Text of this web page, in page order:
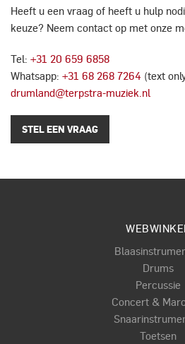
Heeft u een vraag of heeft u hulp
keuze? Neem contact op met onze
Tel: +31 20 659 6858
Whatsapp: +31 68 268 7264 (text
drumland@terpstra-muziek.nl
STEL EEN VRAAG
Drums
Percussie
Concert &
Toetsen